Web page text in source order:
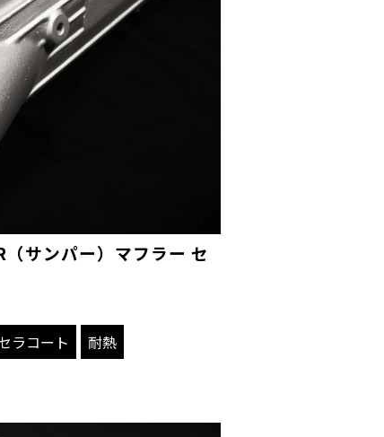
サンパー）マフラー セ
ラコート
耐熱